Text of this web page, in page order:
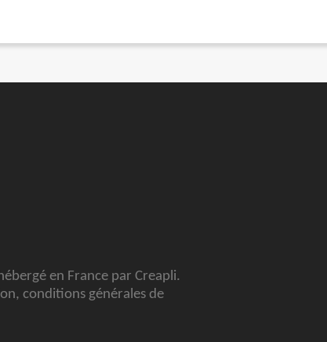
en France par Creapli.
, conditions générales de